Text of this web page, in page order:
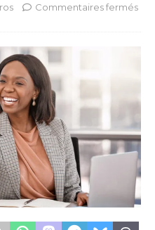
Commentaires fermés